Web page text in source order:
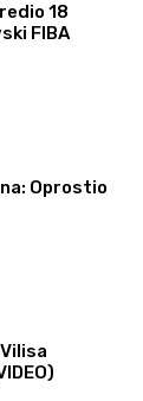
18
FIBA
Oprostio